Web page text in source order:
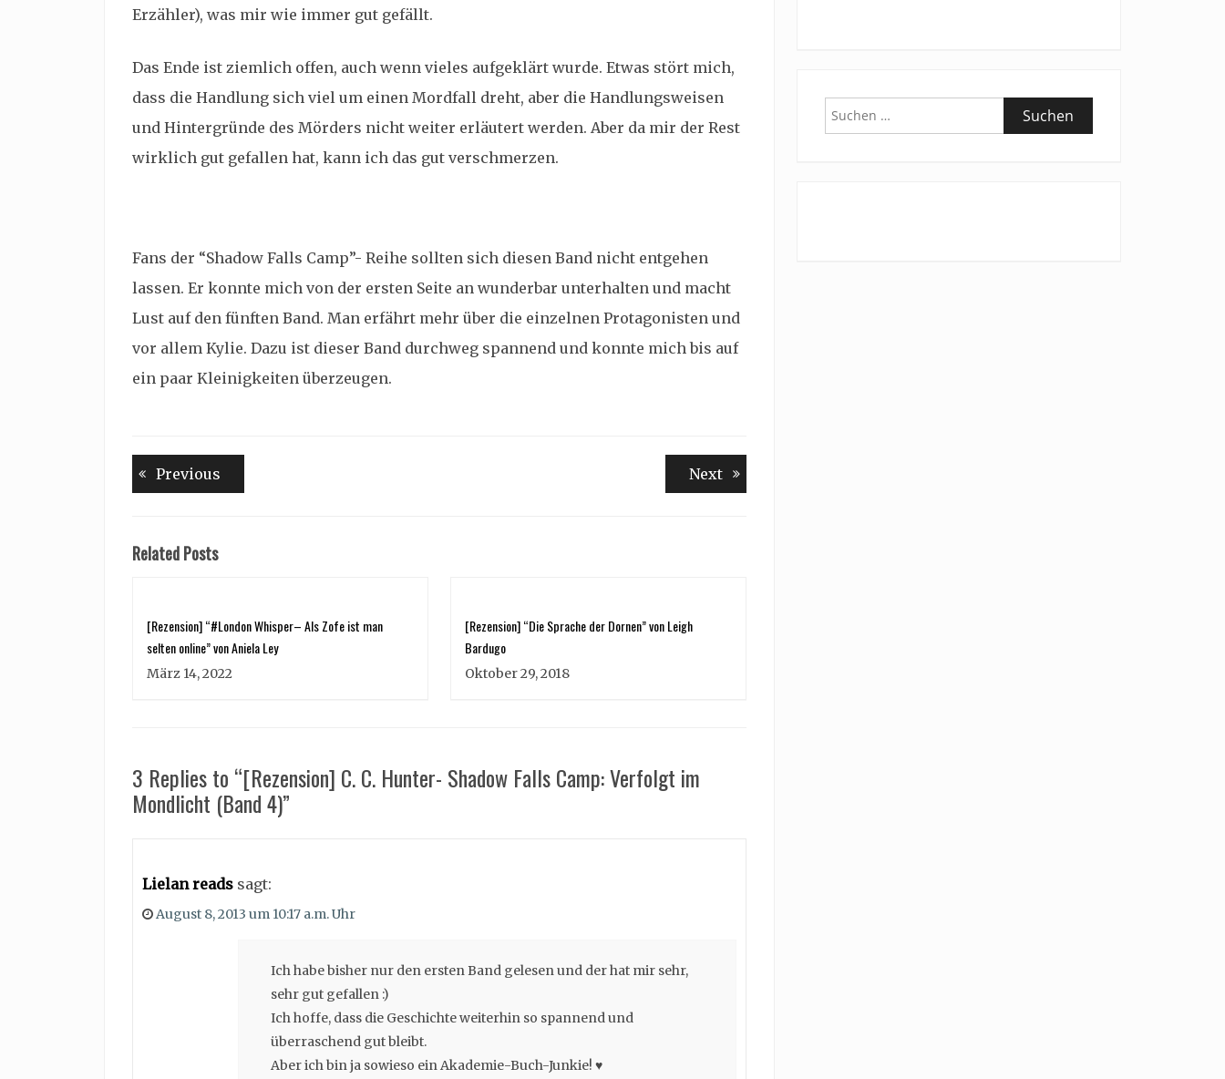
Erzähler), was mir wie immer gut gefällt.
Das Ende ist ziemlich offen, auch wenn vieles aufgeklärt wurde. Etwas stört mich,
dass die Handlung sich viel um einen Mordfall dreht, aber die Handlungsweisen
und Hintergründe des Mörders nicht weiter erläutert werden. Aber da mir der Rest
wirklich gut gefallen hat, kann ich das gut verschmerzen.
Fans der “Shadow Falls Camp”- Reihe sollten sich diesen Band nicht entgehen
lassen. Er konnte mich von der ersten Seite an wunderbar unterhalten und macht
Lust auf den fünften Band. Man erfährt mehr über die einzelnen Protagonisten und
vor allem Kylie. Dazu ist dieser Band durchweg spannend und konnte mich bis auf
ein paar Kleinigkeiten überzeugen.
Beitragsnavigation
Previous NextNext
Related Posts
[Rezension] “#London Whisper– Als Zofe ist man
selten online” von Aniela Ley
März 14, 2022
[Rezension] “Die Sprache der Dornen” von Leigh
Bardugo
Oktober 29, 2018
3 Replies to “[Rezension] C. C. Hunter- Shadow Falls Camp: Verfolgt im
Mondlicht (Band 4)”
Lielan reads sagt:
August 8, 2013 um 10:17 a.m. Uhr
Ich habe bisher nur den ersten Band gelesen und der hat mir sehr,
sehr gut gefallen :)
Ich hoffe, dass die Geschichte weiterhin so spannend und
überraschend gut bleibt.
Aber ich bin ja sowieso ein Akademie-Buch-Junkie! ♥
Suchen
nach: